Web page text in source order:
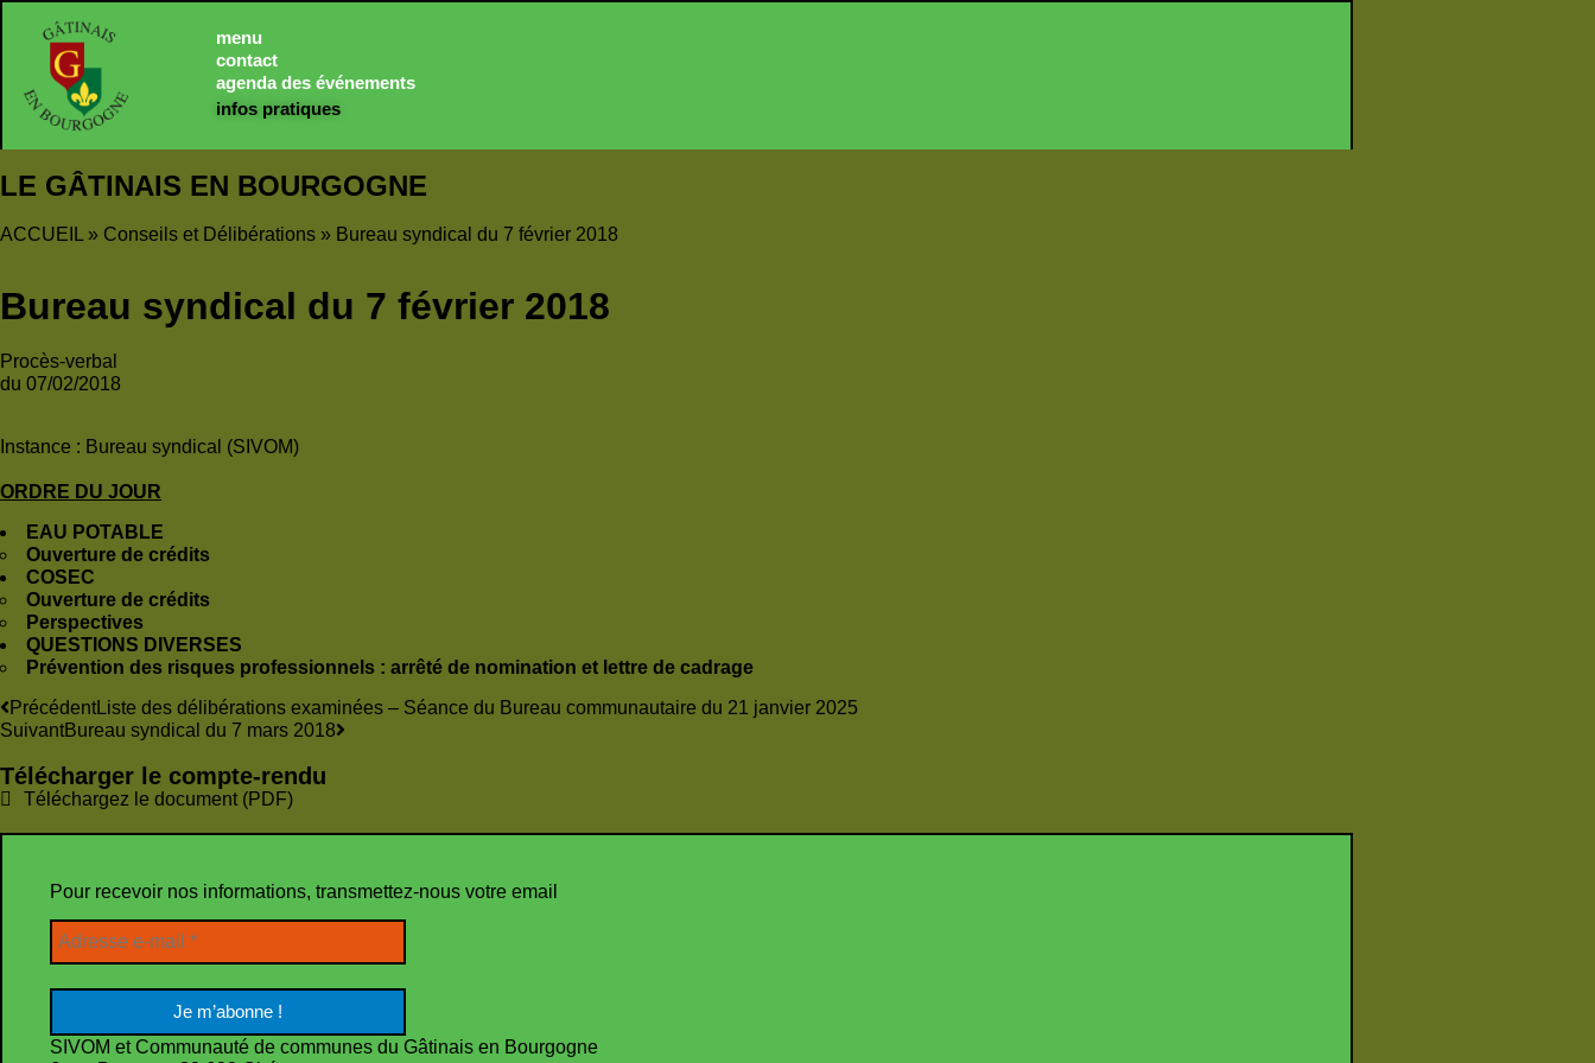
menu
contact
agenda des événements
infos pratiques
LE GÂTINAIS EN BOURGOGNE
ACCUEIL » Conseils et Délibérations » Bureau syndical du 7 février 2018
Bureau syndical du 7 février 2018
Procès-verbal
du 07/02/2018
Instance : Bureau syndical (SIVOM)
ORDRE DU JOUR
EAU POTABLE
Ouverture de crédits
COSEC
Ouverture de crédits
Perspectives
QUESTIONS DIVERSES
Prévention des risques professionnels : arrêté de nomination et lettre de cadrage
PrécédentListe des délibérations examinées – Séance du Bureau communautaire du 21 janvier 2025
SuivantBureau syndical du 7 mars 2018
Télécharger le compte-rendu
Téléchargez le document (PDF)
Pour recevoir nos informations, transmettez-nous votre email
SIVOM et Communauté de communes du Gâtinais en Bourgogne